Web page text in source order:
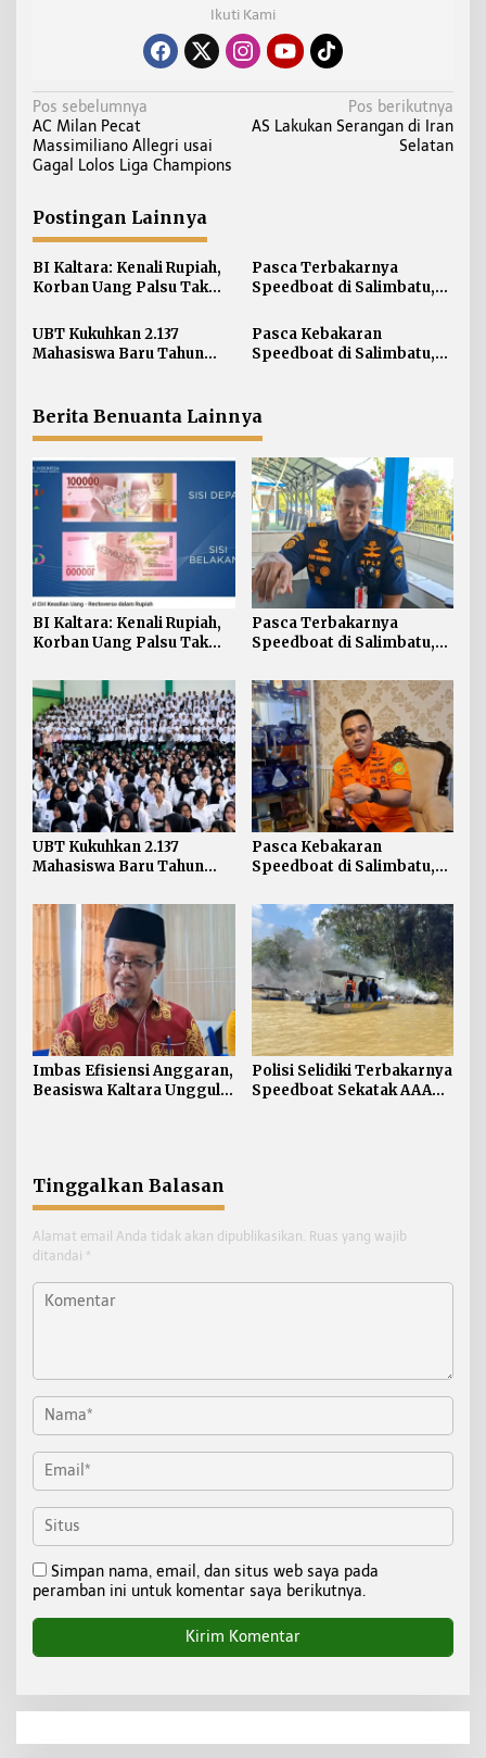
Ikuti Kami
N
a
v
g
a
s
i
o
Pos sebelumnya
AC Milan Pecat
Massimiliano Allegri usai
Gagal Lolos Liga Champions
Pos berikutnya
AS Lakukan Serangan di Iran
Selatan
Postingan Lainnya
BI Kaltara: Kenali Rupiah,
Korban Uang Palsu Tak
Pasca Terbakarnya
Speedboat di Salimbatu,
Pengawasan dan Edukasi
Awak Kapal
UBT Kukuhkan 2.137
Mahasiswa Baru Tahun
Pasca Kebakaran
Speedboat di Salimbatu,
Keselamatan
Berita Benuanta Lainnya
BI Kaltara: Kenali Rupiah,
Korban Uang Palsu Tak
Pasca Terbakarnya
Speedboat di Salimbatu,
Pengawasan dan Edukasi
Awak Kapal
UBT Kukuhkan 2.137
Mahasiswa Baru Tahun
Pasca Kebakaran
Speedboat di Salimbatu,
Pentingnya Standar
Keselamatan
Imbas Efisiensi Anggaran,
Beasiswa Kaltara Unggul
Polisi Selidiki Terbakarnya
Speedboat Sekatak AAA
Tinggalkan Balasan
Alamat email Anda tidak akan dipublikasikan. Ruas yang wajib
ditandai *
Simpan nama, email, dan situs web saya pada
peramban ini untuk komentar saya berikutnya.